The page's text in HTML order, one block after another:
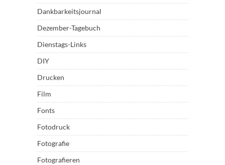
Dankbarkeitsjournal
Dezember-Tagebuch
Dienstags-Links
DIY
Drucken
Film
Fonts
Fotodruck
Fotografie
Fotografieren